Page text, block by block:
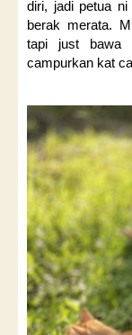
diri, jadi petua
berak merata.
tapi just bawa
campurkan kat